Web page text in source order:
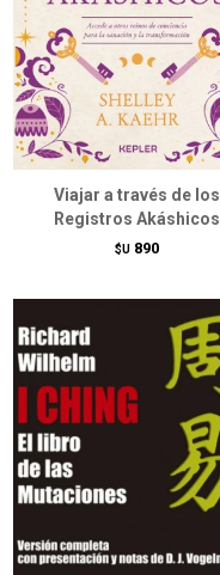
Viajar a través de los
Registros Akáshicos
$U 890